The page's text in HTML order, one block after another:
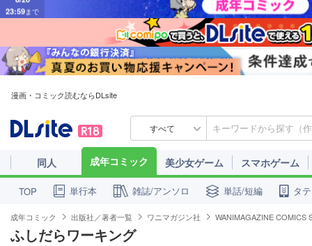
漫画・コミック読むならDLsite
すべて
同人 成年コミック 美少女ゲーム スマホゲーム
TOP 単行本 雑誌/アンソロ 単話/短編 タ
成年コミック 出版社／著者一覧 ワニマガジン社 WANIMAGAZINE COMICS
ふしだらワーキング